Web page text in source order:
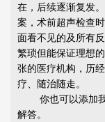
在，后续逐渐复发
案，术前超声检查
面看不见的及所有
繁琐但能保证理想
张的医疗机构，历
疗、随治随走。
你也可以添加我
解答。